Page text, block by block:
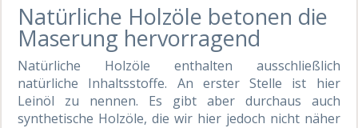
Natürliche Holzöle betonen die
Maserung hervorragend
Natürliche Holzöle enthalten ausschließlich
natürliche Inhaltsstoffe. An erster Stelle ist hier
Leinöl zu nennen. Es gibt aber durchaus auch
synthetische Holzöle, die wir hier jedoch nicht näher